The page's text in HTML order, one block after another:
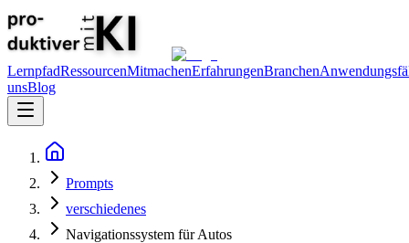
LernpfadRessourcenMitmachenErfahrungenBranchen
unsBlog
Prompts
verschiedenes
Navigationssystem für Autos